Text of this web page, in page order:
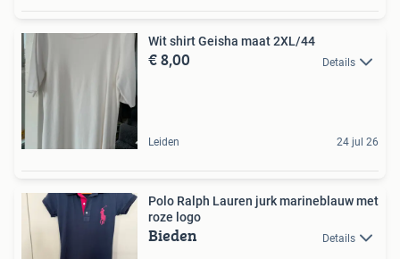
Wit shirt Geisha maat 2XL/44
€ 8,00 Details
Leiden 24 jul 26
Polo Ralph Lauren jurk marineblauw met
roze logo
Bieden Details